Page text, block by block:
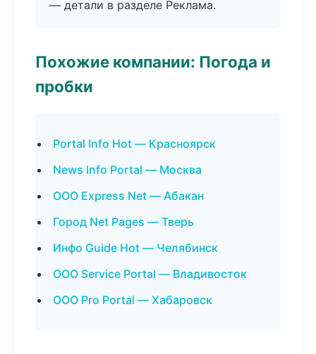
— детали в разделе Реклама.
Похожие компании: Погода и
пробки
Portal Info Hot — Красноярск
News Info Portal — Москва
ООО Express Net — Абакан
Город Net Pages — Тверь
Инфо Guide Hot — Челябинск
ООО Service Portal — Владивосток
ООО Pro Portal — Хабаровск